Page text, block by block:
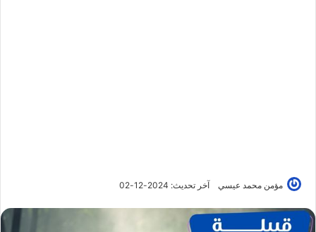
مؤمن محمد عيسي آخر تحديث: 2024-12-02